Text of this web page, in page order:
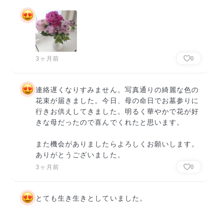
3ヶ月前 0
連絡遅くなりすみません。写真通りの綺麗な色の
花束が届きました。今日、母の命日でお墓参りに
行きお供えしてきました。明るく華やかで花が好
きな母だったので喜んでくれたと思います。
また機会がありましたらよろしくお願いします。
ありがとうございました。
3ヶ月前 0
とても生き生きとしていました。